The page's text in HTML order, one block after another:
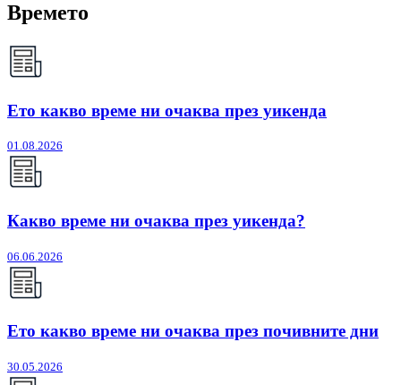
Времето
Ето какво време ни очаква през уикенда
01.08.2026
Какво време ни очаква през уикенда?
06.06.2026
Ето какво време ни очаква през почивните дни
30.05.2026